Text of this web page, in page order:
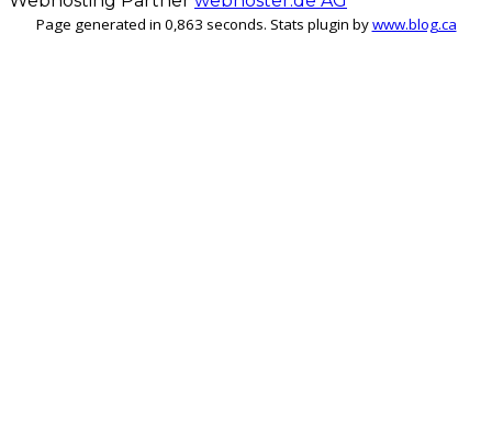
Page generated in 0,863 seconds. Stats plugin bywww.blog.ca